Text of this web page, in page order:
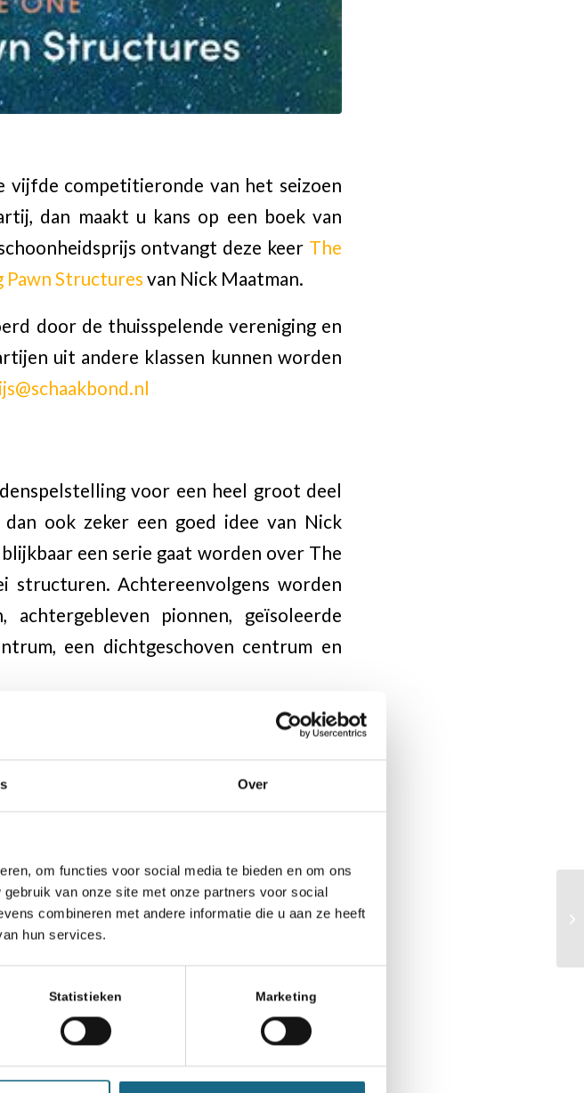
Over
om functies voor social media te bieden en om ons
van onze site met onze partners voor social
combineren met andere informatie die u aan ze heeft
hun services.
Statistieken Marketing
vijfde competitieronde van het seizoen
dan maakt u kans op een boek van
ontvangt deze keer The
Pawn Structures van Nick Maatman.
door de thuisspelende vereniging en
uit andere klassen kunnen worden
voor een heel groot deel
ook zeker een goed idee van Nick
een serie gaat worden over The
structuren. Achtereenvolgens worden
achtergebleven pionnen, geïsoleerde
een dichtgeschoven centrum en
we starten met een paar opgaven,
zich niet noodzakelijkerwijs tot
Die voorbeelden kunnen
fragmenten van de auteur zelf of een
van 3500 en hoger!). Ieder hoofdstuk
of conclusies. Het boek begint met